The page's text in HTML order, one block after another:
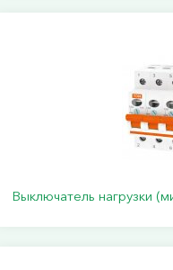
Выключатель нагрузки